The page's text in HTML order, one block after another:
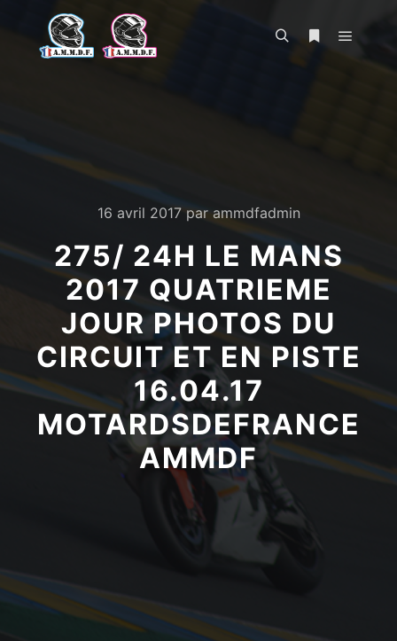
Menu
16 avril 2017par ammdfadmin
275/ 24H LE MANS
2017 QUATRIEME
JOUR PHOTOS DU
CIRCUIT ET EN PISTE
16.04.17
MOTARDSDEFRANCE
AMMDF